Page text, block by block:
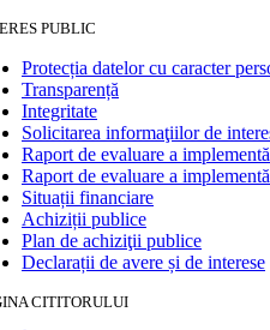
PUBLIC
Protecția datelor cu caracter
Transparență
Integritate
Solicitarea informaţiilor de
Raport de evaluare a
Raport de evaluare a
Situații financiare
Achiziții publice
Plan de achiziţii publice
Declarații de avere și de interese
CITITORULUI